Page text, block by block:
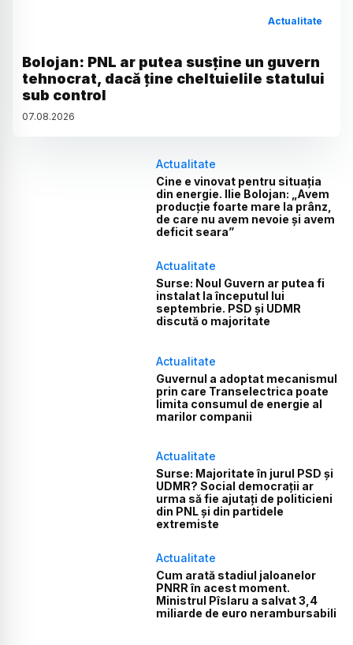
Actualitate
Bolojan: PNL ar putea susține un guvern
tehnocrat, dacă ține cheltuielile statului
sub control
07.08.2026
Actualitate
Cine e vinovat pentru situația
din energie. Ilie Bolojan: „Avem
producție foarte mare la prânz,
de care nu avem nevoie și avem
deficit seara”
Actualitate
Surse: Noul Guvern ar putea fi
instalat la începutul lui
septembrie. PSD și UDMR
discută o majoritate
Actualitate
Guvernul a adoptat mecanismul
prin care Transelectrica poate
limita consumul de energie al
marilor companii
Actualitate
Surse: Majoritate în jurul PSD și
UDMR? Social democrații ar
urma să fie ajutați de politicieni
din PNL și din partidele
extremiste
Actualitate
Cum arată stadiul jaloanelor
PNRR în acest moment.
Ministrul Pîslaru a salvat 3,4
miliarde de euro nerambursabili